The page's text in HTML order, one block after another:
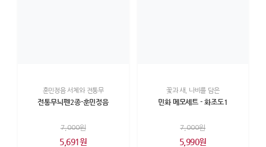
훈민정음 서체와 전통무
전통무늬펜2종-훈민정음
7,000원
5,691원
꽃과 새, 나비를 담은
민화 메모세트 - 화조도1
7,000원
5,990원